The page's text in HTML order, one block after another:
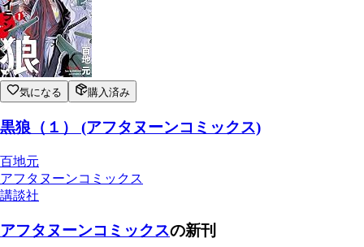
気になる 購入済み
黒狼（１） (アフタヌーンコミックス)
百地元
アフタヌーンコミックス
講談社
アフタヌーンコミックスの新刊